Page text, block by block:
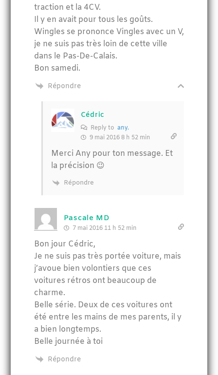
traction et la 4CV.
Il y en avait pour tous les goûts.
Wingles se prononce Vingles avec un V,
je ne suis pas très loin de cette ville
dans le Pas-De-Calais.
Bon samedi.
Répondre
Cédric
Reply to any.
9 mai 2016 8 h 52 min
Merci Any pour ton message. Et
la précision 😉
Répondre
Pascale MD
7 mai 2016 11 h 52 min
Bon jour Cédric,
Je ne suis pas très portée voiture, mais
j’avoue bien volontiers que ces
voitures rétros ont beaucoup de
charme.
Belle série. Deux de ces voitures ont
été entre les mains de mes parents, il y
a bien longtemps.
Belle journée à toi
Répondre